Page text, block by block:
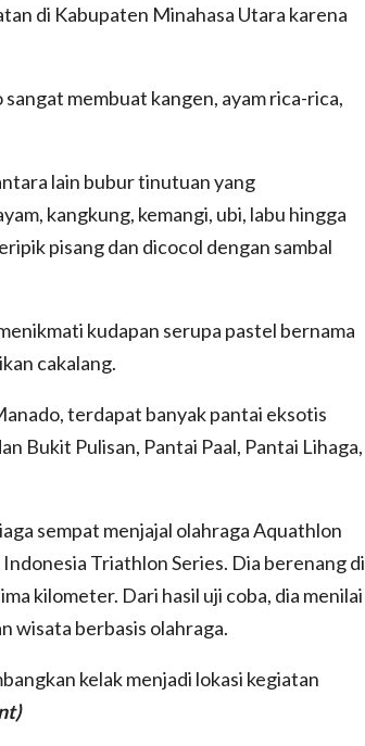
di Kabupaten Minahasa Utara karena
membuat kangen, ayam rica-rica,
lain bubur tinutuan yang
kangkung, kemangi, ubi, labu hingga
pisang dan dicocol dengan sambal
kudapan serupa pastel bernama
cakalang.
terdapat banyak pantai eksotis
Bukit Pulisan, Pantai Paal, Pantai Lihaga,
sempat menjajal olahraga Aquathlon
Triathlon Series. Dia berenang di
kilometer. Dari hasil uji coba, dia menilai
wisata berbasis olahraga.
kelak menjadi lokasi kegiatan